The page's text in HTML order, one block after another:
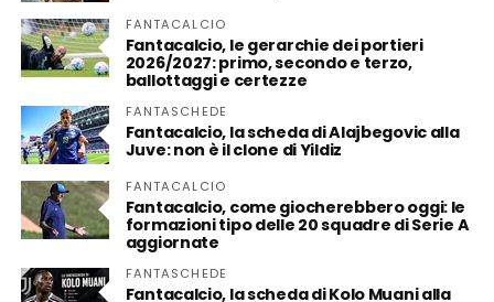
FANTACALCIO
Fantacalcio, le gerarchie dei portieri
2026/2027: primo, secondo e terzo,
ballottaggi e certezze
FANTASCHEDE
Fantacalcio, la scheda di Alajbegovic alla
Juve: non è il clone di Yildiz
FANTACALCIO
Fantacalcio, come giocherebbero oggi: le
formazioni tipo delle 20 squadre di Serie A
aggiornate
FANTASCHEDE
Fantacalcio, la scheda di Kolo Muani alla